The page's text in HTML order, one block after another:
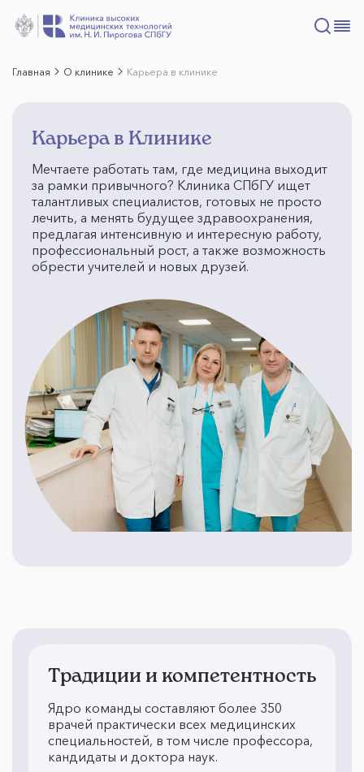
Главная О клинике Карьера в клинике
Карьера в Клинике
Мечтаете работать там, где медицина выходит
за рамки привычного? Клиника СПбГУ ищет
талантливых специалистов, готовых не просто
лечить, а менять будущее здравоохранения,
предлагая интенсивную и интересную работу,
профессиональный рост, а также возможность
обрести учителей и новых друзей.
Традиции и компетентность
Ядро команды составляют более 350
врачей практически всех медицинских
специальностей, в том числе профессора,
кандидаты и доктора наук.